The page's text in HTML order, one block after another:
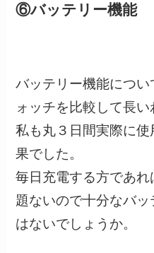
⑥バッテリー機能
バッテリー機能につ
ォッチを比較して長い
私も丸３日間実際に
果でした。
毎日充電する方であ
題ないので十分なバ
はないでしょうか。